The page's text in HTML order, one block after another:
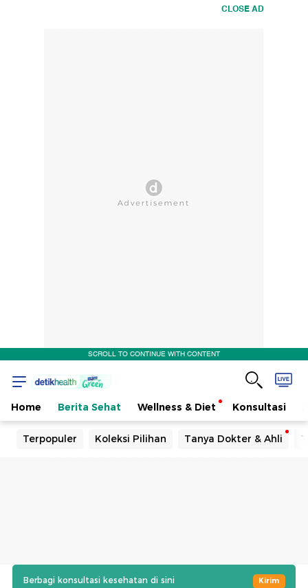
CLOSE AD
SCROLL TO CONTINUE WITH CONTENT
Home Berita Sehat Wellness & Diet Konsultasi
Terpopuler Koleksi Pilihan Tanya Dokter & Ahli
Berbagi konsultasi kesehatan di sini Kirim